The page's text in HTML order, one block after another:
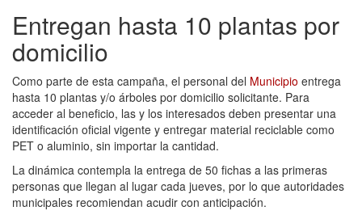
Entregan hasta 10 plantas por
domicilio
Como parte de esta campaña, el personal del Municipio entrega
hasta 10 plantas y/o árboles por domicilio solicitante. Para
acceder al beneficio, las y los interesados deben presentar una
identificación oficial vigente y entregar material reciclable como
PET o aluminio, sin importar la cantidad.
La dinámica contempla la entrega de 50 fichas a las primeras
personas que llegan al lugar cada jueves, por lo que autoridades
municipales recomiendan acudir con anticipación.